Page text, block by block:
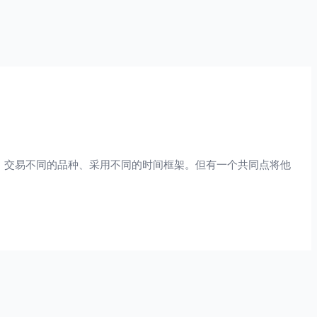
易不同的品种、采用不同的时间框架。但有一个共同点将他